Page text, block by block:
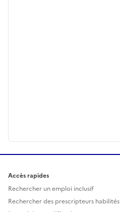
Accès rapides
Rechercher un emploi inclusif
Rechercher des prescripteurs habilités